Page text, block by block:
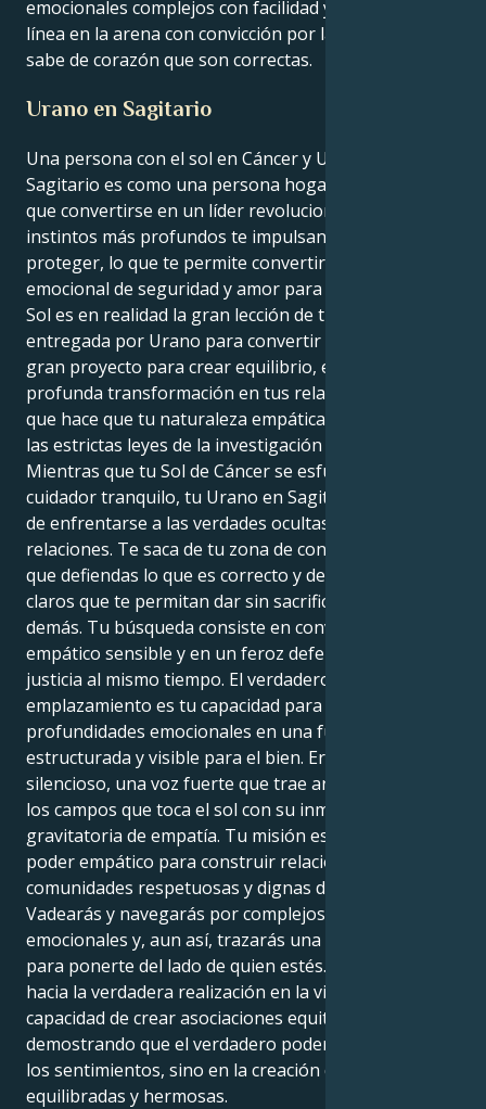
emocionales complejos con facilidad y trazar una
línea en la arena con convicción por las cosas que
sabe de corazón que son correctas.
Urano en Sagitario
Una persona con el sol en Cáncer y Urano en
Sagitario es como una persona hogareña que tiene
que convertirse en un líder revolucionario. Tus
instintos más profundos te impulsan a cuidar y
proteger, lo que te permite convertirte en un refugio
emocional de seguridad y amor para todos. Pero tu
Sol es en realidad la gran lección de tu vida,
entregada por Urano para convertir tu vida en un
gran proyecto para crear equilibrio, estructura y una
profunda transformación en tus relaciones. Eso es lo
que hace que tu naturaleza empática choque contra
las estrictas leyes de la investigación y la objetividad.
Mientras que tu Sol de Cáncer se esfuerza por ser un
cuidador tranquilo, tu Urano en Sagitario se asegura
de enfrentarse a las verdades ocultas de tus
relaciones. Te saca de tu zona de confort, diciéndote
que defiendas lo que es correcto y definas límites
claros que te permitan dar sin sacrificarte por los
demás. Tu búsqueda consiste en convertirte en un
empático sensible y en un feroz defensor de la
justicia al mismo tiempo. El verdadero poder de este
emplazamiento es tu capacidad para convertir tus
profundidades emocionales en una fuerza
estructurada y visible para el bien. Eres el líder
silencioso, una voz fuerte que trae armonía a todos
los campos que toca el sol con su inmensa fuerza
gravitatoria de empatía. Tu misión es utilizar tu
poder empático para construir relaciones y
comunidades respetuosas y dignas de confianza.
Vadearás y navegarás por complejos atolladeros
emocionales y, aun así, trazarás una línea en la arena
para ponerte del lado de quien estés. Tu camino
hacia la verdadera realización en la vida reside en la
capacidad de crear asociaciones equitativas,
demostrando que el verdadero poder no reside en
los sentimientos, sino en la creación de relaciones
equilibradas y hermosas.